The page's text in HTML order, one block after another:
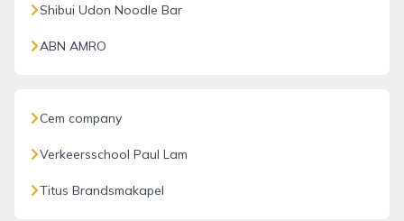
Shibui Udon Noodle Bar
ABN AMRO
Cem company
Verkeersschool Paul Lam
Titus Brandsmakapel